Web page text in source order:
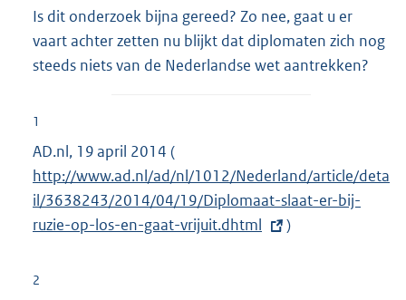
Is dit onderzoek bijna gereed? Zo nee, gaat u er
vaart achter zetten nu blijkt dat diplomaten zich nog
steeds niets van de Nederlandse wet aantrekken?
1
AD.nl, 19 april 2014 (
x
t
e
http://www.ad.nl/ad/nl/1012/Nederland/article/deta
il/3638243/2014/04/19/Diplomaat-slaat-er-bij-
ruzie-op-los-en-gaat-vrijuit.dhtml
)
2